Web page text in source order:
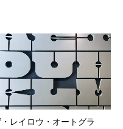
レイロウ・オートグラ